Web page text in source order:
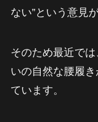
ない”という意見
そのため最近では
いの自然な腰履
ています。